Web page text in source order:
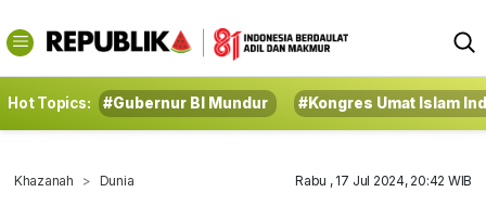
Hot Topics: #Gubernur BI Mundur #Kongres Umat Islam
Khazanah Dunia Rabu , 17 Jul 2024, 20:42 WIB